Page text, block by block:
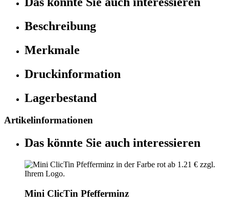
Beschreibung
Merkmale
Druckinformation
Lagerbestand
Artikelinformationen
Das könnte Sie auch interessieren
Mini ClicTin Pfefferminz